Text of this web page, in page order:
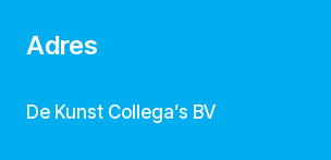
Adres
De Kunst Collega’s BV